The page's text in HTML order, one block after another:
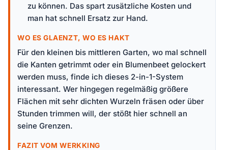
zu können. Das spart zusätzliche Kosten und
man hat schnell Ersatz zur Hand.
WO ES GLAENZT, WO ES HAKT
Für den kleinen bis mittleren Garten, wo mal schnell
die Kanten getrimmt oder ein Blumenbeet gelockert
werden muss, finde ich dieses 2-in-1-System
interessant. Wer hingegen regelmäßig größere
Flächen mit sehr dichten Wurzeln fräsen oder über
Stunden trimmen will, der stößt hier schnell an
seine Grenzen.
FAZIT VOM WERKKING